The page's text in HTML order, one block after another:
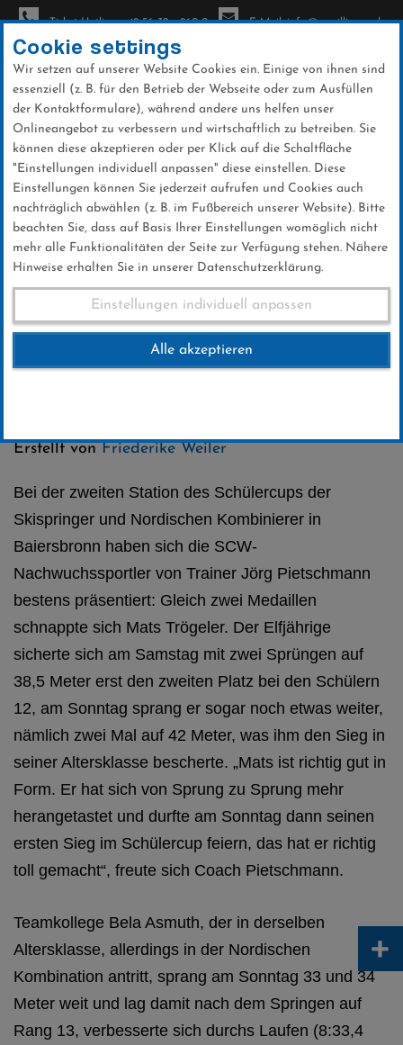
Direkt
zum
Inhalt
Ticket-Hotline: +49 56 32 - 960-0 E-Mail: info@sc-willingen.de
News
Gleich zwei Medaillen für Mats
Trögeler
Erstellt vonFriederike Weiler
Bei der zweiten Station des Schülercups der
Skispringer und Nordischen Kombinierer in
Baiersbronn haben sich die SCW-
Nachwuchssportler von Trainer Jörg Pietschmann
bestens präsentiert: Gleich zwei Medaillen
schnappte sich Mats Trögeler. Der Elfjährige
sicherte sich am Samstag mit zwei Sprüngen auf
38,5 Meter erst den zweiten Platz bei den Schülern
12, am Sonntag sprang er sogar noch etwas weiter,
nämlich zwei Mal auf 42 Meter, was ihm den Sieg in
seiner Altersklasse bescherte. „Mats ist richtig gut in
Form. Er hat sich von Sprung zu Sprung mehr
herangetastet und durfte am Sonntag dann seinen
ersten Sieg im Schülercup feiern, das hat er richtig
toll gemacht“, freute sich Coach Pietschmann.
Teamkollege Bela Asmuth, der in derselben
Altersklasse, allerdings in der Nordischen
Kombination antritt, sprang am Sonntag 33 und 34
Meter weit und lag damit nach dem Springen auf
Rang 13, verbesserte sich durchs Laufen (8:33,4
Cookie settings
Wir setzen auf unserer Website Cookies ein. Einige von ihnen sind
essenziell (z. B. für den Betrieb der Webseite oder zum Ausfüllen
der Kontaktformulare), während andere uns helfen unser
Onlineangebot zu verbessern und wirtschaftlich zu betreiben. Sie
können diese akzeptieren oder per Klick auf die Schaltfläche
"Einstellungen individuell anpassen" diese einstellen. Diese
Einstellungen können Sie jederzeit aufrufen und Cookies auch
nachträglich abwählen (z. B. im Fußbereich unserer Website). Bitte
beachten Sie, dass auf Basis Ihrer Einstellungen womöglich nicht
mehr alle Funktionalitäten der Seite zur Verfügung stehen. Nähere
Hinweise erhalten Sie in unserer Datenschutzerklärung.
Einstellungen individuell anpassen
Alle akzeptieren
+